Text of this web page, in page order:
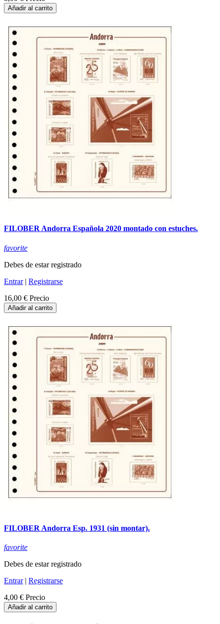
Añadir al carrito
FILOBER Andorra Española 2020 montado con estuches.
favorite
Debes de estar registrado
Entrar| Registrarse
16,00 € Precio
Añadir al carrito
FILOBER Andorra Esp. 1931 (sin montar).
favorite
Debes de estar registrado
Entrar| Registrarse
4,00 € Precio
Añadir al carrito